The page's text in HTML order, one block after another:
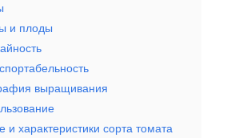
и плоды
выращивания
и характеристики сорта томата